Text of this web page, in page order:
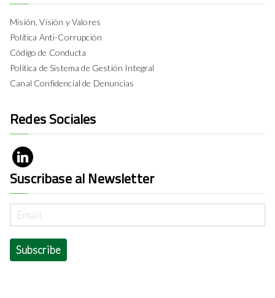
Misión, Visión y Valores
Política Anti-Corrupción
Código de Conducta
Política de Sistema de Gestión Integral
Canal Confidencial de Denuncias
Redes Sociales
Suscribase al Newsletter